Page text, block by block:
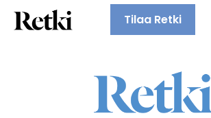
Siirry
suoraan
Retki-lehti
Tilaa Retki